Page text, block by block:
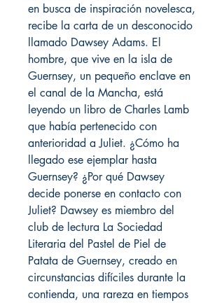
en busca de inspiración novelesca,
recibe la carta de un desconocido
llamado Dawsey Adams. El
hombre, que vive en la isla de
Guernsey, un pequeño enclave en
el canal de la Mancha, está
leyendo un libro de Charles Lamb
que había pertenecido con
anterioridad a Juliet. ¿Cómo ha
llegado ese ejemplar hasta
Guernsey? ¿Por qué Dawsey
decide ponerse en contacto con
Juliet? Dawsey es miembro del
club de lectura La Sociedad
Literaria del Pastel de Piel de
Patata de Guernsey, creado en
circunstancias difíciles durante la
contienda, una rareza en tiempos